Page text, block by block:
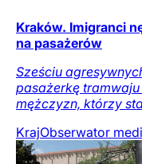
Kraków. Imigranci
na pasażerów
Sześciu
pasażerkę
mężczyzn, którzy
KrajObserwator